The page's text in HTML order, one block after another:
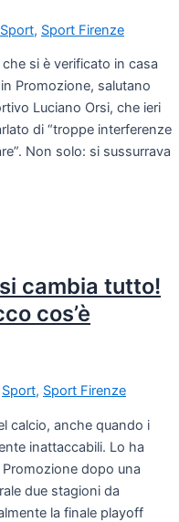
Sport, Sport Firenze
si è verificato in casa
Promozione, salutano
Luciano Orsi, che ieri
di “troppe interferenze
Non solo: si sussurrava
cambia tutto!
cos’è
Sport, Sport Firenze
calcio, anche quando i
inattaccabili. Lo ha
dopo una
due stagioni da
la finale playoff